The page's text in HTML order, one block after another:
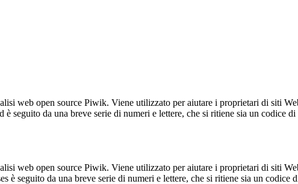
web open source Piwik. Viene utilizzato per aiutare i proprietari di siti
seguito da una breve serie di numeri e lettere, che si ritiene sia un codice
web open source Piwik. Viene utilizzato per aiutare i proprietari di siti
è seguito da una breve serie di numeri e lettere, che si ritiene sia un